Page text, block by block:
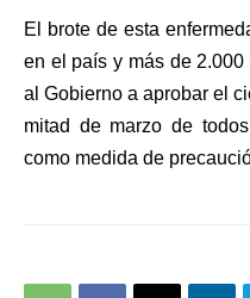
El brote de esta
en el país y más de 2.000
al Gobierno a aprobar el
mitad de marzo de
como medida de